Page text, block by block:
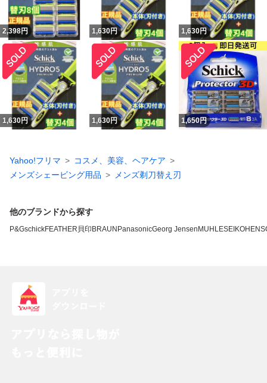
2,398円 1,630円 1,630円
1,630円 1,630円 1,650円
Yahoo!フリマ
コスメ、美容、ヘアケア
メンズシェービング用品
メンズ剃刀替え刃
他のブランドから探す
P&GschickFEATHER 貝印 BRAUN PanasonicGeorg Jensen MUHLESEIKO